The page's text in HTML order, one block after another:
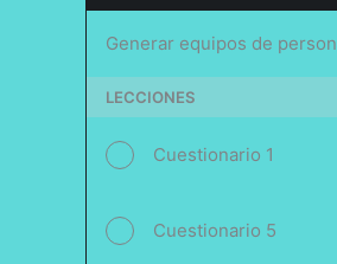
Generar equipos de
LECCIONES
Cuestionario 1
Cuestionario 5